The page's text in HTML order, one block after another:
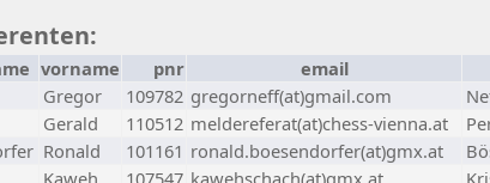
vorname pnr email
Gregor 109782 gregorneff(at)gmail.com
Gerald 110512 meldereferat(at)chess-vienna.at
Ronald 101161 ronald.boesendorfer(at)gmx.at